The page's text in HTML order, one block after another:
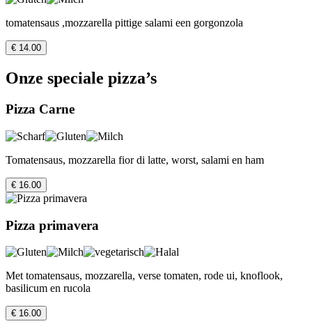
tomatensaus ,mozzarella pittige salami een gorgonzola
€ 14.00
Onze speciale pizza’s
Pizza Carne
Tomatensaus, mozzarella fior di latte, worst, salami en ham
€ 16.00
Pizza primavera
Met tomatensaus, mozzarella, verse tomaten, rode ui, knoflook,
basilicum en rucola
€ 16.00